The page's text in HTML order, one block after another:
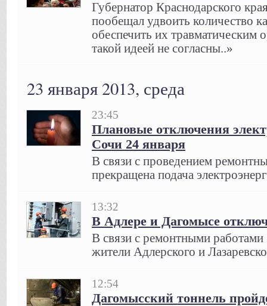
Губернатор Краснодарского
пообещал удвоить количество
обеспечить их
такой идеей не согласны..»
23 января 2013, среда
23:45
Плановые отключения
Сочи 24 января
В связи с проведением
прекращена подача
13:32
В Адлере и Дагомысе
В связи с ремонтными работами
жители Адлерского и
12:54
Дагомысский тоннель